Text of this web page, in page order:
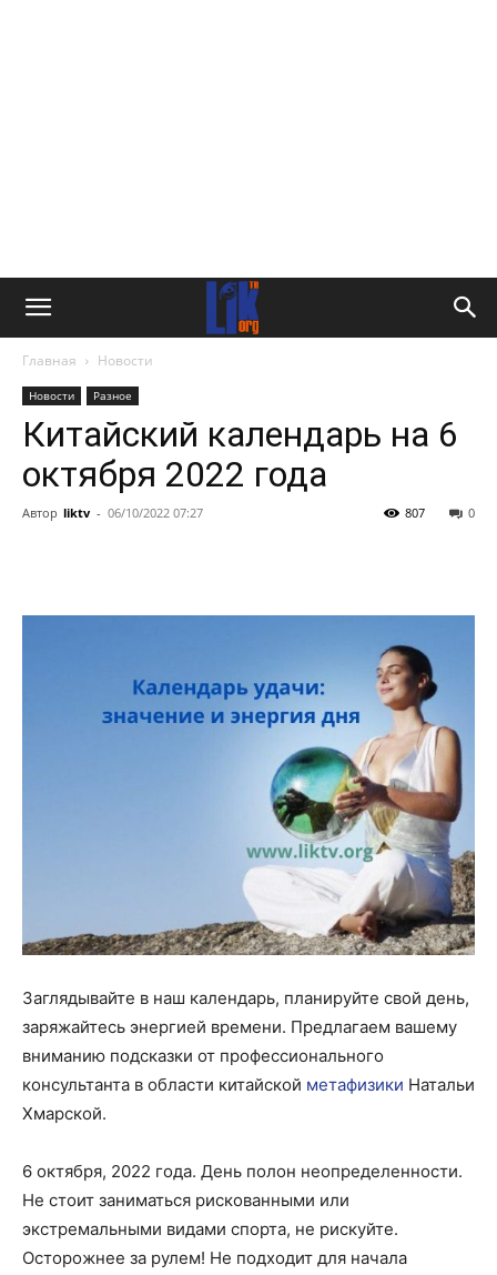
Главная Новости
Новости Разное
Китайский календарь на 6
октября 2022 года
Автор liktv - 06/10/2022 07:27 0
807
Заглядывайте в наш календарь, планируйте свой день,
заряжайтесь энергией времени. Предлагаем вашему
вниманию подсказки от профессионального
консультанта в области китайской метафизики Натальи
Хмарской.
6 октября, 2022 года. День полон неопределенности.
Не стоит заниматься рискованными или
экстремальными видами спорта, не рискуйте.
Осторожнее за рулем! Не подходит для начала